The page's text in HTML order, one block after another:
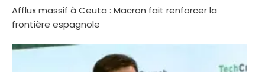
Afflux massif à Ceuta : Macron fait renforcer la
frontière espagnole